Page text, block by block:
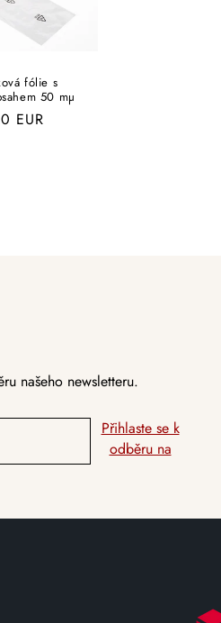
fólie s
50 mµ
EUR
našeho newsletteru.
Přihlaste se k
odběru na